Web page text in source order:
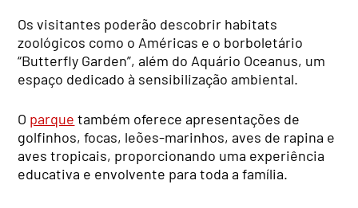
Os visitantes poderão descobrir habitats
zoológicos como o Américas e o borboletário
“Butterfly Garden”, além do Aquário Oceanus, um
espaço dedicado à sensibilização ambiental.
O parque também oferece apresentações de
golfinhos, focas, leões-marinhos, aves de rapina e
aves tropicais, proporcionando uma experiência
educativa e envolvente para toda a família.